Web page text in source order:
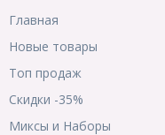
Главная
Новые товары
Топ продаж
Скидки -35%
Миксы и Наборы